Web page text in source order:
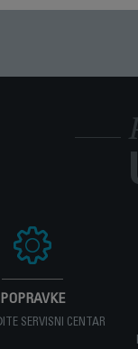
uređaj i
pozovite
dodatke,
veb lokaciji da biste
za moj aparat?
POPRAVKE
SERVISNI CENTAR